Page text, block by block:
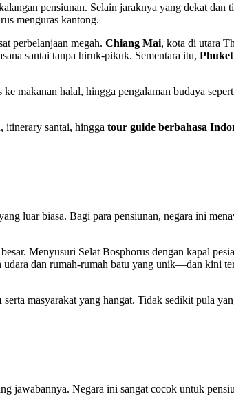
pensiunan. Selain jaraknya yang dekat dan
menguras kantong.
perbelanjaan megah. Chiang Mai, kota di utara
santai tanpa hiruk-pikuk. Sementara itu,
makanan halal, hingga pengalaman budaya
itinerary santai, hingga tour guide berbahasa
luar biasa. Bagi para pensiunan, negara ini
Menyusuri Selat Bosphorus dengan kapal
dan rumah-rumah batu yang unik—dan kini
serta masyarakat yang hangat. Tidak sedikit pula
jawabannya. Negara ini sangat cocok untuk